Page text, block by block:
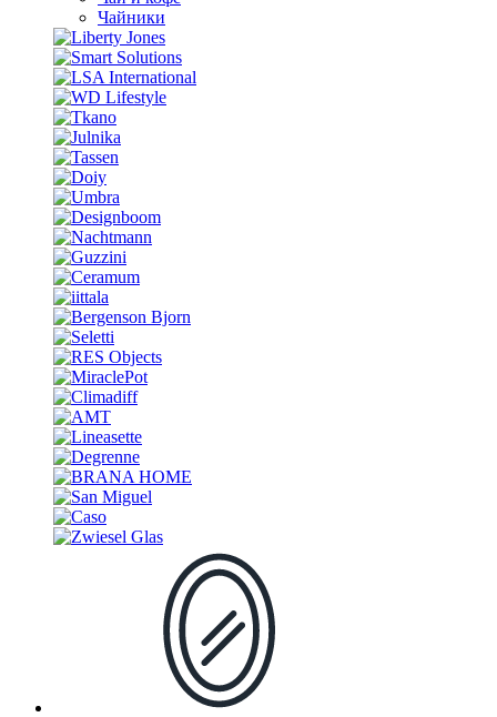
Чайники